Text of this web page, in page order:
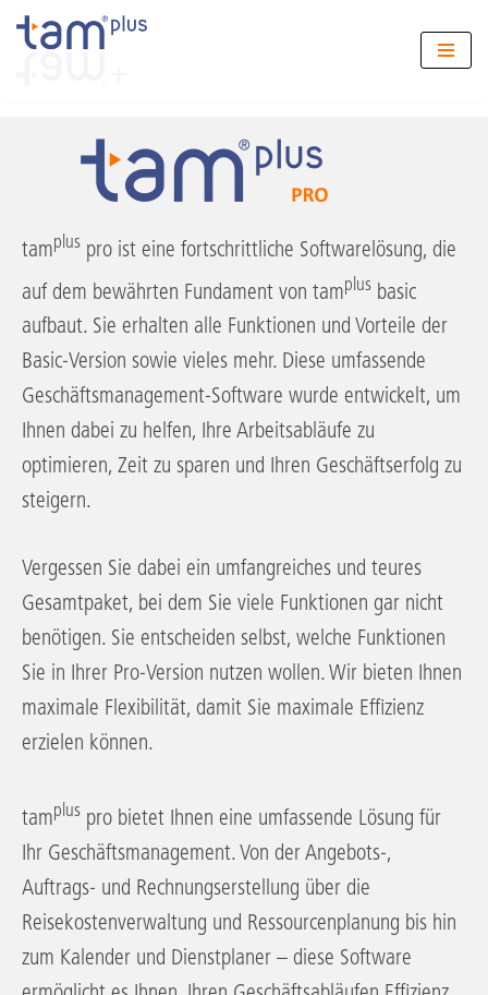
tamplus pro ist eine fortschrittliche Softwarelösung, die
auf dem bewährten Fundament von tamplus basic
aufbaut. Sie erhalten alle Funktionen und Vorteile der
Basic-Version sowie vieles mehr. Diese umfassende
Geschäftsmanagement-Software wurde entwickelt, um
Ihnen dabei zu helfen, Ihre Arbeitsabläufe zu
optimieren, Zeit zu sparen und Ihren Geschäftserfolg zu
steigern.
Vergessen Sie dabei ein umfangreiches und teures
Gesamtpaket, bei dem Sie viele Funktionen gar nicht
benötigen. Sie entscheiden selbst, welche Funktionen
Sie in Ihrer Pro-Version nutzen wollen. Wir bieten Ihnen
maximale Flexibilität, damit Sie maximale Effizienz
erzielen können.
tamplus pro bietet Ihnen eine umfassende Lösung für
Ihr Geschäftsmanagement. Von der Angebots-,
Auftrags- und Rechnungserstellung über die
Reisekostenverwaltung und Ressourcenplanung bis hin
zum Kalender und Dienstplaner – diese Software